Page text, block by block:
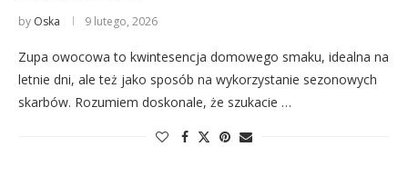
by Oska 9 lutego, 2026
Zupa owocowa to kwintesencja domowego smaku, idealna na
letnie dni, ale też jako sposób na wykorzystanie sezonowych
skarbów. Rozumiem doskonale, że szukacie …